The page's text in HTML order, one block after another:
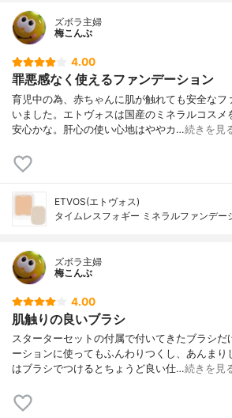
ズボラ主婦
梅こんぶ
4.00
罪悪感なく使えるファンデーション
育児中の為、赤ちゃんに肌が触れても安全なフ
いました。エトヴォスは国産のミネラルコスメ
安心かな。肝心の使い心地はややカ…続きを見
ETVOS(エトヴォス)
タイムレスフォギー ミネラルファンデー
ズボラ主婦
梅こんぶ
4.00
肌触りの良いブラシ
スターターセットの付属で付いてきたブラシだ
ーションに使ってもふんわりつくし、あんまり
はブラシでつけるとちょうど良い仕…続きを見